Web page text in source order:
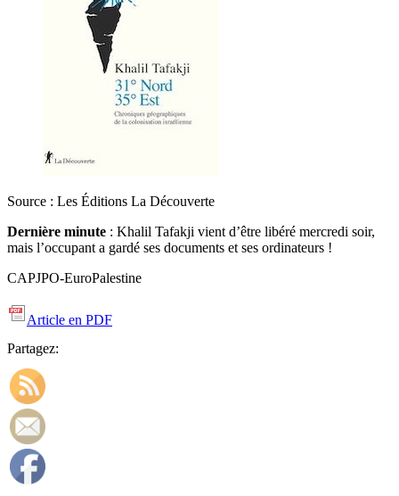
Source : Les Éditions La Découverte
Dernière minute : Khalil Tafakji vient d’être libéré mercredi soir,
mais l’occupant a gardé ses documents et ses ordinateurs !
CAPJPO-EuroPalestine
Article en PDF
Partagez: